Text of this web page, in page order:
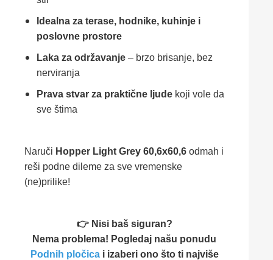
Idealna za terase, hodnike, kuhinje i
poslovne prostore
Laka za održavanje – brzo brisanje, bez
nerviranja
Prava stvar za praktične ljude koji vole da
sve štima
Naruči Hopper Light Grey 60,6x60,6 odmah i
reši podne dileme za sve vremenske
(ne)prilike!
👉 Nisi baš siguran?
Nema problema! Pogledaj našu ponudu
Podnih pločica i izaberi ono što ti najviše